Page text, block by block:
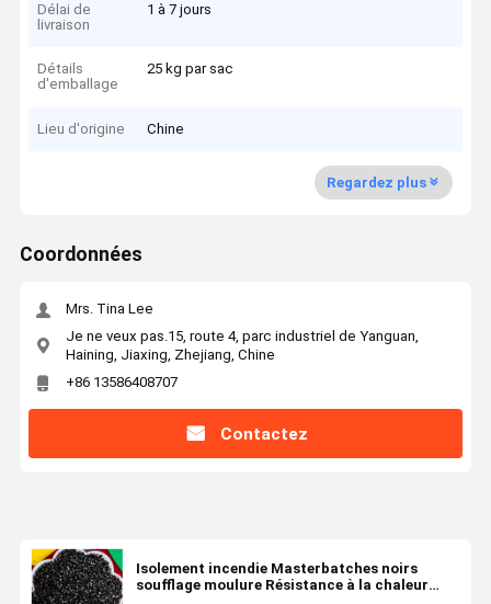
Délai de
livraison
1 à 7 jours
Détails
d'emballage
25 kg par sac
Lieu d'origine Chine
Regardez plus
Coordonnées
Mrs. Tina Lee
Je ne veux pas.15, route 4, parc industriel de Yanguan,
Haining, Jiaxing, Zhejiang, Chine
+86 13586408707
Contactez
Isolement incendie Masterbatches noirs
soufflage moulure Résistance à la chaleur